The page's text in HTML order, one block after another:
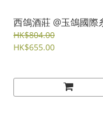
西鴿酒莊 @玉鴿國際
HK$804.00
HK$655.00